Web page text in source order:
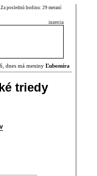
Za poslednú hodinu: 29 meraní
inzercia
dnes má meniny Ľubomíra
triedy